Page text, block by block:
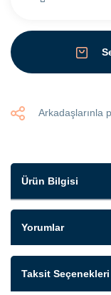
Arkadaşlarınla
Ürün Bilgisi
Yorumlar
Taksit Seçenekleri